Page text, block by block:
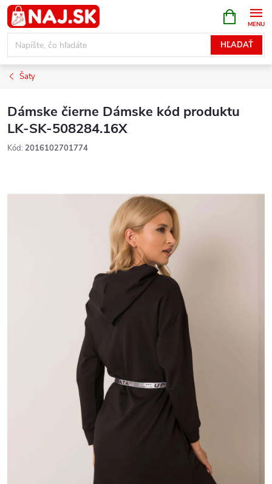
Prejsť
na
obsah
HĽADAŤ
KOŠÍK
Šaty
Dámske čierne Dámske kód produktu
LK-SK-508284.16X
Kód: 2016102701774